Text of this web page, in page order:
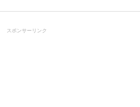
スポンサーリンク